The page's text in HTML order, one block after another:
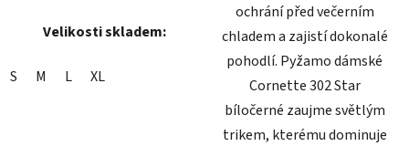
Velikosti skladem:
S M L XL
ochrání před večerním
chladem a zajistí dokonalé
pohodlí. Pyžamo dámské
Cornette 302 Star
bíločerné zaujme světlým
trikem, kterému dominuje